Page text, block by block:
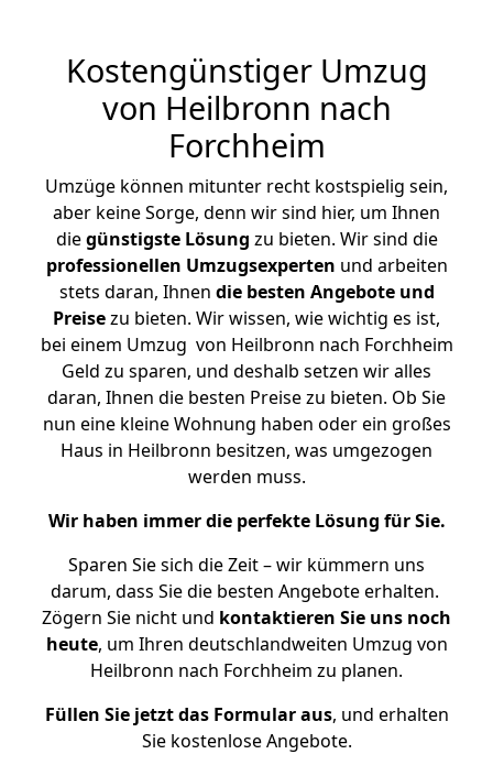
Kostengünstiger Umzug
von Heilbronn nach
Forchheim
Umzüge können mitunter recht kostspielig sein,
aber keine Sorge, denn wir sind hier, um Ihnen
diegünstigste Lösung zu bieten. Wir sind die
professionellen Umzugsexperten und arbeiten
stets daran, Ihnen die besten Angebote und
Preisezu bieten. Wir wissen, wie wichtig es ist,
bei einem Umzug von Heilbronn nach Forchheim
Geld zu sparen, und deshalb setzen wir alles
daran, Ihnen die besten Preise zu bieten. Ob Sie
nun eine kleine Wohnung haben oder ein großes
Haus in Heilbronn besitzen, was umgezogen
werden muss.
Wir haben immer die perfekte Lösung für Sie.
Sparen Sie sich die Zeit – wir kümmern uns
darum, dass Sie die besten Angebote erhalten.
Zögern Sie nicht und kontaktieren Sie uns noch
heute, um Ihren deutschlandweiten Umzug von
Heilbronn nach Forchheim zu planen.
Füllen Sie jetzt das Formular aus, und erhalten
Sie kostenlose Angebote.